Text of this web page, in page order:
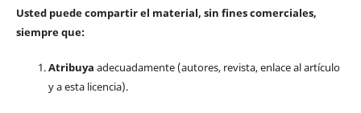
Usted puede compartir el material, sin fines comerciales,
siempre que:
Atribuya adecuadamente (autores, revista, enlace al artículo
y a esta licencia).